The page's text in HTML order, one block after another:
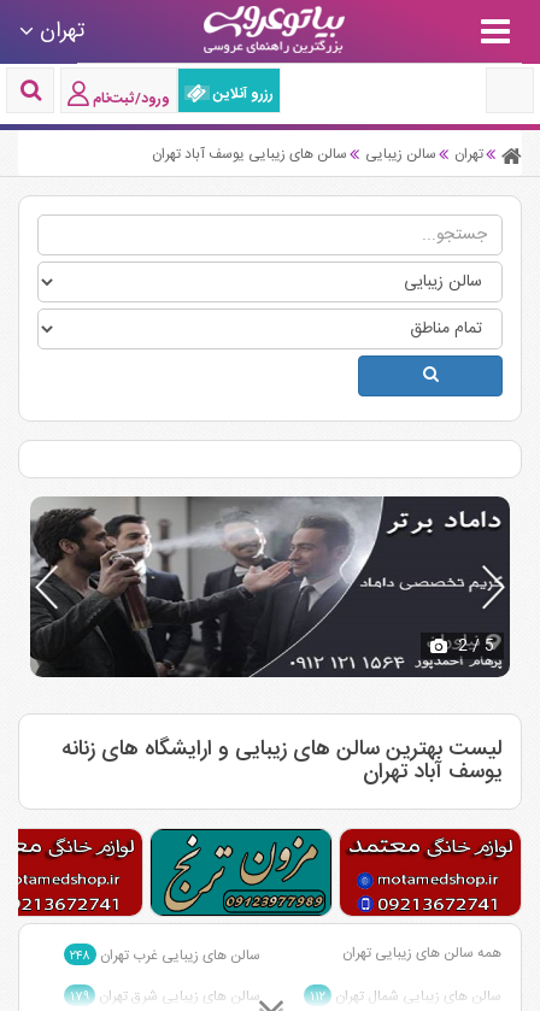
تهران
رزرو آنلاین ورود/ثبت‌نام
تهران سالن زیبایی سالن های زیبایی یوسف آباد تهران
2/ 5
لیست بهترین سالن های زیبایی و ارایشگاه های زنانه
یوسف آباد تهران
همه سالن های زیبایی تهران سالن های زیبایی غرب تهران ۲۴۸
سالن های زیبایی شمال تهران ۱۱۲ سالن های زیبایی شرق تهران ۱۷۹